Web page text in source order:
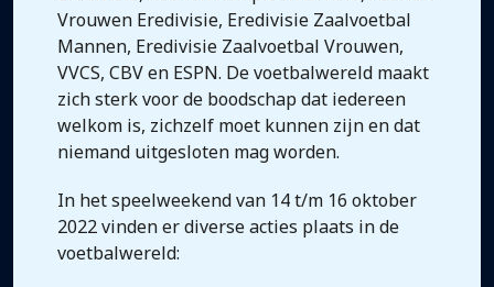
Vrouwen Eredivisie, Eredivisie Zaalvoetbal
Mannen, Eredivisie Zaalvoetbal Vrouwen,
VVCS, CBV en ESPN. De voetbalwereld maakt
zich sterk voor de boodschap dat iedereen
welkom is, zichzelf moet kunnen zijn en dat
niemand uitgesloten mag worden.
In het speelweekend van 14 t/m 16 oktober
2022 vinden er diverse acties plaats in de
voetbalwereld: